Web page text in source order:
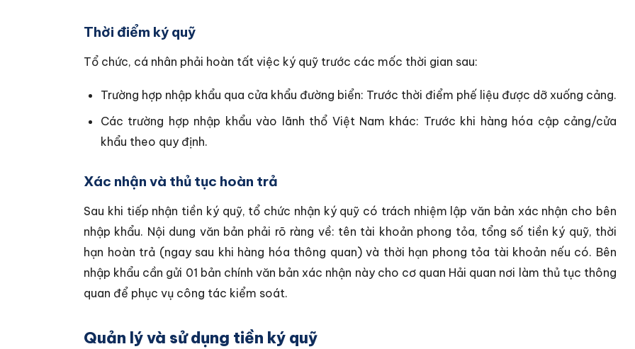
Thời điểm ký quỹ
Tổ chức, cá nhân phải hoàn tất việc ký quỹ trước các mốc thời gian sau:
Trường hợp nhập khẩu qua cửa khẩu đường biển: Trước thời điểm phế liệu được dỡ xuống cảng.
Các trường hợp nhập khẩu vào lãnh thổ Việt Nam khác: Trước khi hàng hóa cập cảng/cửa
khẩu theo quy định.
Xác nhận và thủ tục hoàn trả
Sau khi tiếp nhận tiền ký quỹ, tổ chức nhận ký quỹ có trách nhiệm lập văn bản xác nhận cho bên
nhập khẩu. Nội dung văn bản phải rõ ràng về: tên tài khoản phong tỏa, tổng số tiền ký quỹ, thời
hạn hoàn trả (ngay sau khi hàng hóa thông quan) và thời hạn phong tỏa tài khoản nếu có. Bên
nhập khẩu cần gửi 01 bản chính văn bản xác nhận này cho cơ quan Hải quan nơi làm thủ tục thông
quan để phục vụ công tác kiểm soát.
Quản lý và sử dụng tiền ký quỹ